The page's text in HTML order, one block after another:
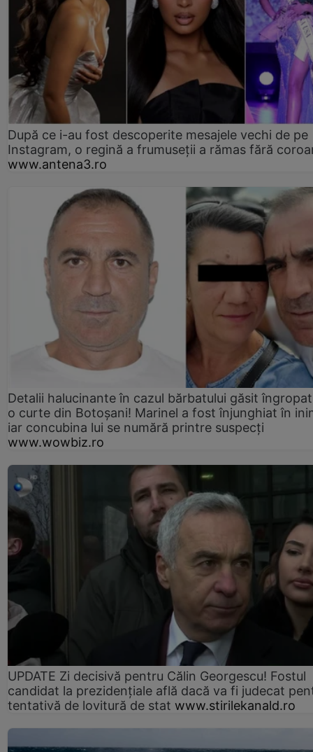
După ce i-au fost descoperite mesajele vechi de pe
Instagram, o regină a frumuseții a rămas fără
www.antena3.ro
Detalii halucinante în cazul bărbatului găsit
o curte din Botoșani! Marinel a fost înjunghiat în
iar concubina lui se numără printre suspecți
www.wowbiz.ro
UPDATE Zi decisivă pentru Călin Georgescu! Fostul
candidat la prezidențiale află dacă va fi judecat
tentativă de lovitură de stat www.stirilekanald.ro